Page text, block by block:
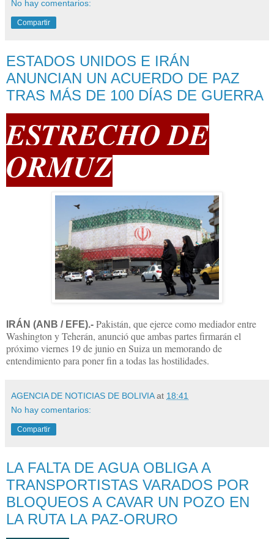
No hay comentarios:
Compartir
ESTADOS UNIDOS E IRÁN
ANUNCIAN UN ACUERDO DE PAZ
TRAS MÁS DE 100 DÍAS DE GUERRA
ESTRECHO DE
ORMUZ
IRÁN (ANB / EFE).- Pakistán, que ejerce como mediador entre
Washington y Teherán, anunció que ambas partes firmarán el
próximo viernes 19 de junio en Suiza un memorando de
entendimiento para poner fin a todas las hostilidades.
AGENCIA DE NOTICIAS DE BOLIVIA at 18:41
No hay comentarios:
Compartir
LA FALTA DE AGUA OBLIGA A
TRANSPORTISTAS VARADOS POR
BLOQUEOS A CAVAR UN POZO EN
LA RUTA LA PAZ-ORURO